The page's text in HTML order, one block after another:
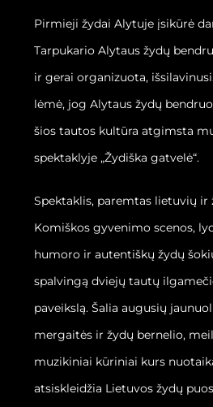
Pirmieji žydai Alytuje įsikūrė
Tarpukario Alytaus žydų
ir gerai organizuota,
lėmė, jog Alytaus žydų
šios tautos kultūra atgimsta
spektaklyje „Žydiška gatvelė“.
Spektaklis, paremtas lietuvių ir
Komiškos gyvenimo scenos,
humoro ir autentiškų žydų
spalvingą dviejų tautų
paveikslą. Šalia augusių
mergaitės ir žydų bernelio,
muzikiniai kūriniai kurs
atsiskleidžia Lietuvos žydų